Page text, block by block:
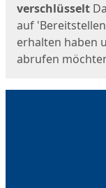
verschlüsselt
auf
erhalten haben
abrufen